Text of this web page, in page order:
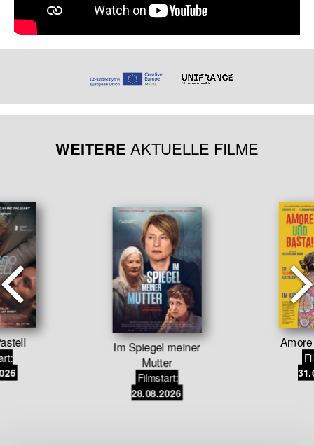
WEITERE AKTUELLE FILME
Im Spiegel meiner
Mutter
Filmstart:
28.08.2026